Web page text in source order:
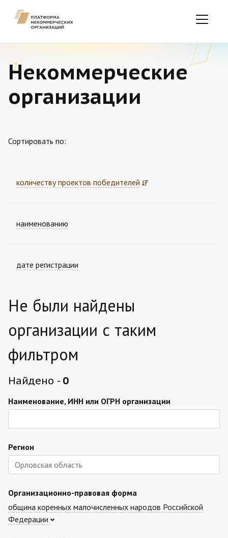
Некоммерческие
организации
Сортировать по:
количеству проектов победителей
наименованию
дате регистрации
Не были найдены
организации с таким
фильтром
Найдено - 0
Наименование, ИНН или ОГРН организации
Регион
Организационно-правовая форма
община коренных малочисленных народов Российской
Федерации